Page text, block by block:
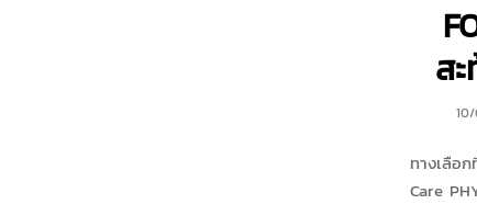
ส
ทางเลือ
Care